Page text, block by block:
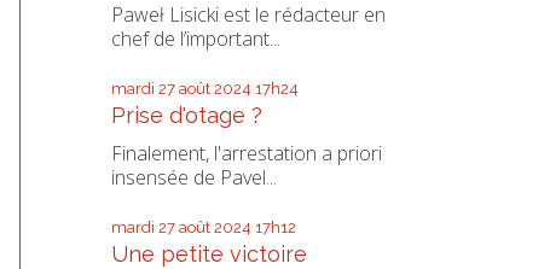
Paweł Lisicki est le rédacteur en
chef de l’important...
mardi 27 août 2024 17h24
Prise d'otage ?
Finalement, l'arrestation a priori
insensée de Pavel...
mardi 27 août 2024 17h12
Une petite victoire